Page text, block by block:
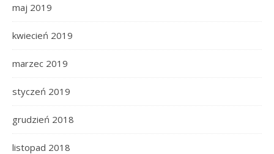
maj 2019
kwiecień 2019
marzec 2019
styczeń 2019
grudzień 2018
listopad 2018